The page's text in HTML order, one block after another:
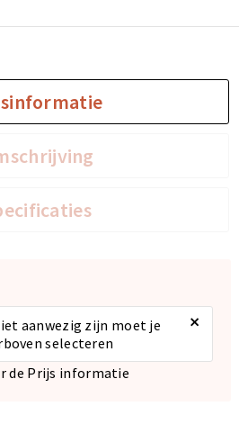
aanwezig zijn moet je
selecteren
×
de Prijs informatie